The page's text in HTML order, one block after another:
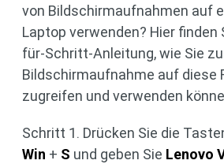
von Bildschirmaufnahmen auf
Laptop verwenden? Hier finden
für-Schritt-Anleitung, wie Sie
Bildschirmaufnahme auf diese
zugreifen und verwenden
Schritt 1. Drücken Sie die
Win + S und geben Sie Lenovo